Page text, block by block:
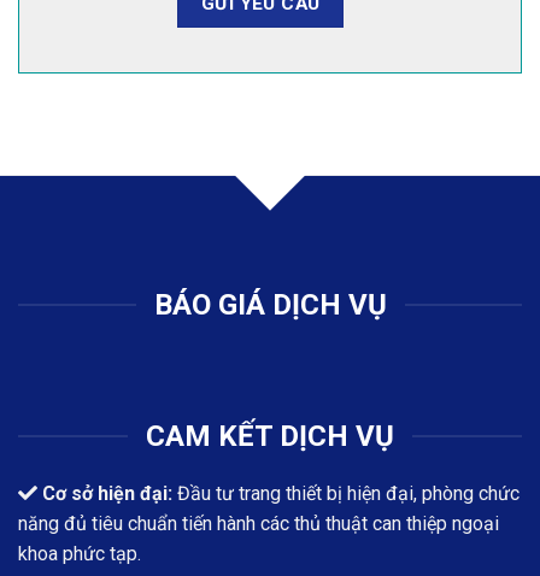
BÁO GIÁ DỊCH VỤ
CAM KẾT DỊCH VỤ
Cơ sở hiện đại: Đầu tư trang thiết bị hiện đại, phòng chức
năng đủ tiêu chuẩn tiến hành các thủ thuật can thiệp ngoại
khoa phức tạp.